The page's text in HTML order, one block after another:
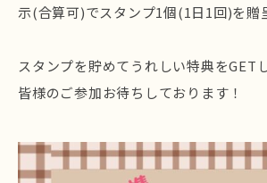
示(合算可)でスタンプ1個(1日1回)を贈
スタンプを貯めてうれしい特典をGET
皆様のご参加お待ちしております！